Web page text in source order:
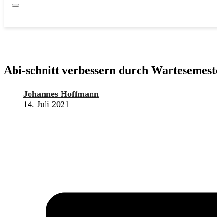
Abi-schnitt verbessern durch
Johannes Hoffmann
14. Juli 2021